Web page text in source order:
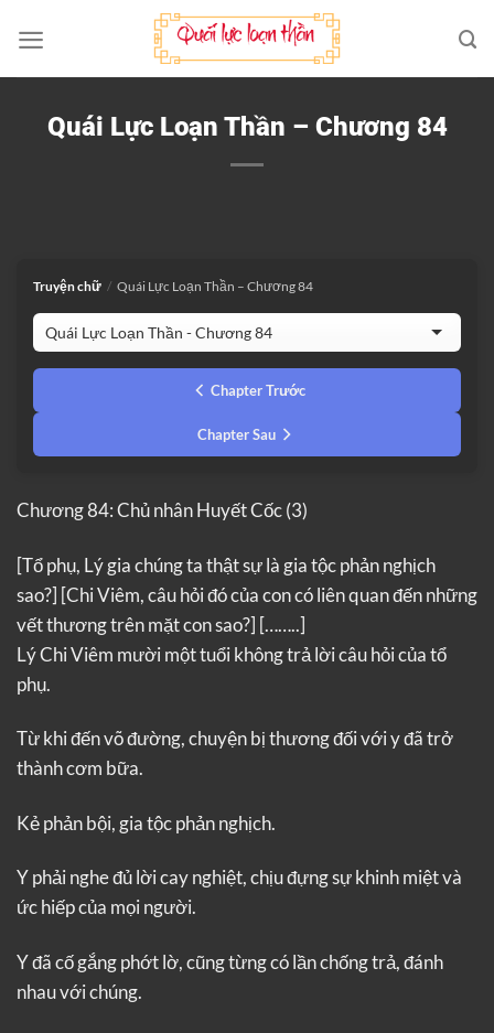
qua
nội
Quái Lực Loạn Thần – Chương 84
Truyện chữ / Quái Lực Loạn Thần – Chương 84
Chapter Trước
Chapter Sau
Chương 84: Chủ nhân Huyết Cốc (3)
[Tổ phụ, Lý gia chúng ta thật sự là gia tộc phản nghịch
sao?] [Chi Viêm, câu hỏi đó của con có liên quan đến những
vết thương trên mặt con sao?] [……..]
Lý Chi Viêm mười một tuổi không trả lời câu hỏi của tổ
phụ.
Từ khi đến võ đường, chuyện bị thương đối với y đã trở
thành cơm bữa.
Kẻ phản bội, gia tộc phản nghịch.
Y phải nghe đủ lời cay nghiệt, chịu đựng sự khinh miệt và
ức hiếp của mọi người.
Y đã cố gắng phớt lờ, cũng từng có lần chống trả, đánh
nhau với chúng.